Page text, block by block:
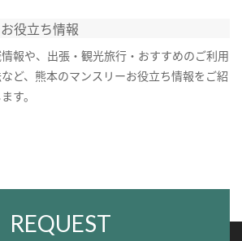
役立ち情報
報や、出張・観光旅行・おすすめのご利用
ど、熊本のマンスリーお役立ち情報をご紹
す。
REQUEST